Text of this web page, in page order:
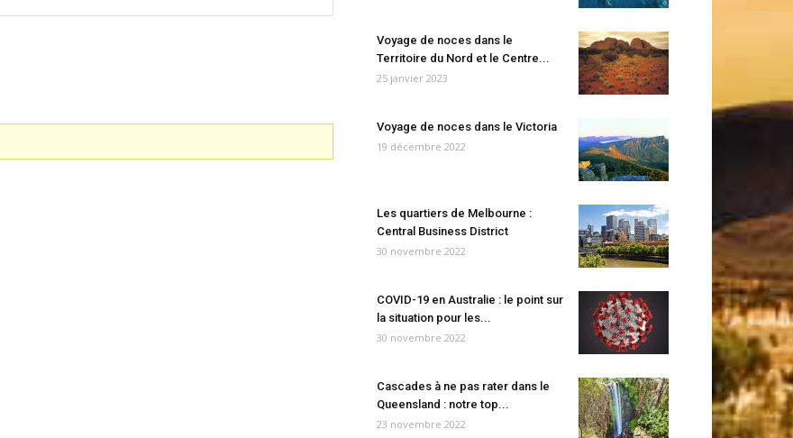
Voyage de noces dans le
Territoire du Nord et le Centre...
25 janvier 2023
Voyage de noces dans le Victoria
19 décembre 2022
Les quartiers de Melbourne :
Central Business District
30 novembre 2022
COVID-19 en Australie : le point sur
la situation pour les...
30 novembre 2022
Cascades à ne pas rater dans le
Queensland : notre top...
23 novembre 2022